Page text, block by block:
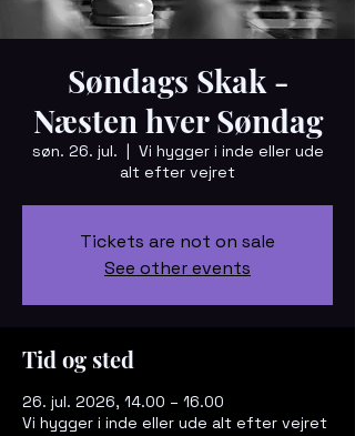
Søndags Skak -
Næsten hver Søndag
søn. 26. jul.
  |
Vi hygger i inde eller ude
alt efter vejret
Tickets are not on sale
See other events
Tid og sted
26. jul. 2026, 14.00 – 16.00
Vi hygger i inde eller ude alt efter vejret